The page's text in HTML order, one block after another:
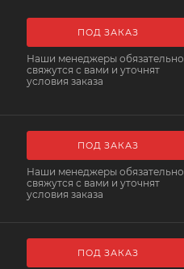
ПОД ЗАКАЗ
Наши менеджеры обязательно
свяжутся с вами и уточнят
условия заказа
ПОД ЗАКАЗ
Наши менеджеры обязательно
свяжутся с вами и уточнят
условия заказа
ПОД ЗАКАЗ